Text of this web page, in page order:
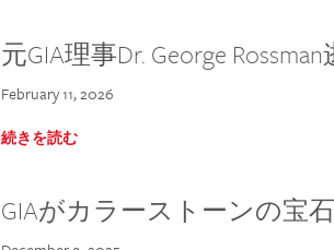
元GIA理事Dr. George
February 11, 2026
続きを読む
GIAがカラーストーンの宝